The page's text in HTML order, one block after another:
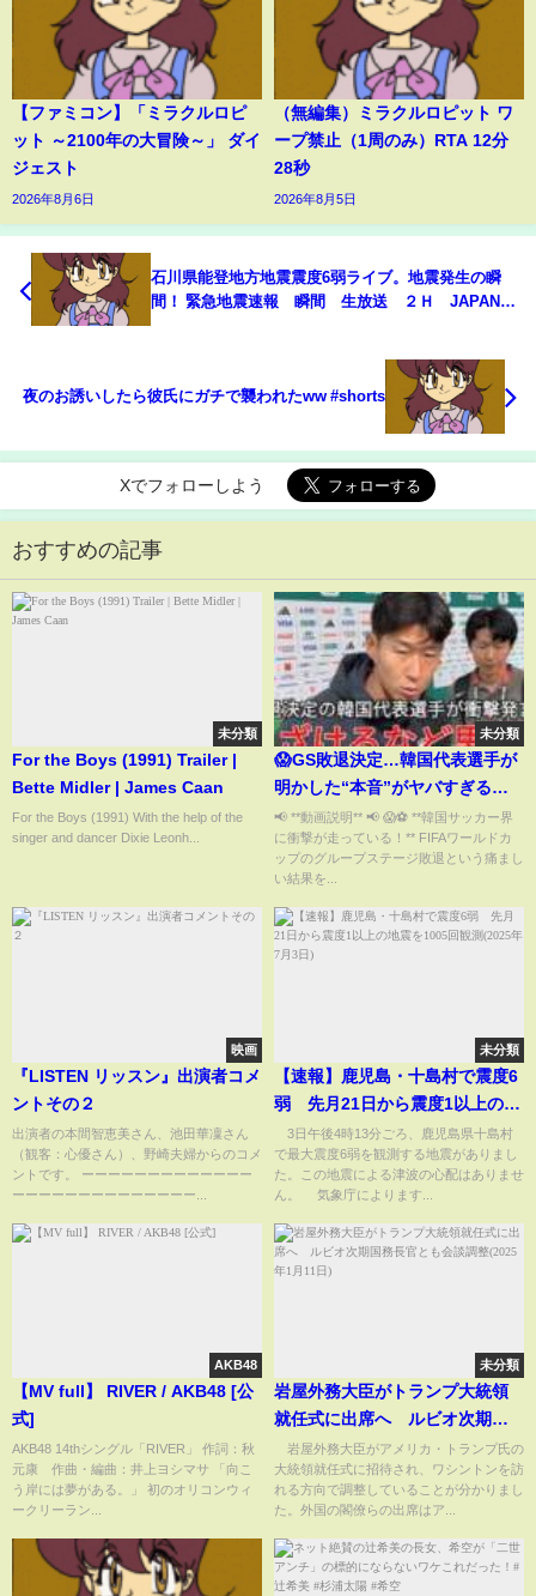
【ファミコン】「ミラクルロピ
ット ～2100年の大冒険～」 ダイ
ジェスト
2026年8月6日
（無編集）ミラクルロピット ワ
ープ禁止（1周のみ）RTA 12分
28秒
2026年8月5日
石川県能登地方地震震度6弱ライブ。地震発生の瞬
間！ 緊急地震速報 瞬間 生放送 ２Ｈ JAPAN
夜のお誘いしたら彼氏にガチで襲われたww #shorts
Xでフォローしよう
おすすめの記事
未分類
For the Boys (1991) Trailer |
Bette Midler | James Caan
For the Boys (1991) With the help of the
singer and dancer Dixie Leonh...
未分類
😱GS敗退決定…韓国代表選手が
明かした“本音”がヤバすぎる！
韓国中が騒然🔥【韓国の反応/海
外の反応/北中米W杯】🇰🇷⚽
bad,...
📢 **動画説明** 📢 😱⚽ **韓国サッカー界
に衝撃が走っている！** FIFAワールドカ
ップのグループステージ敗退という痛まし
い結果を...
映画
『LISTEN リッスン』出演者コメ
ントその２
出演者の本間智恵美さん、池田華凜さん
（観客：心優さん）、野崎夫婦からのコメ
ントです。 ーーーーーーーーーーーーー
ーーーーーーーーーーーーーー...
未分類
【速報】鹿児島・十島村で震度6
弱 先月21日から震度1以上の地
震を1005回観測(2025年7月3日)
3日午後4時13分ごろ、鹿児島県十島村
で最大震度6弱を観測する地震がありまし
た。この地震による津波の心配はありませ
ん。 気象庁によります...
AKB48
【MV full】 RIVER / AKB48 [公
式]
AKB48 14thシングル「RIVER」 作詞：秋
元康 作曲・編曲：井上ヨシマサ 「向こ
う岸には夢がある。」 初のオリコンウィ
ークリーラン...
未分類
岩屋外務大臣がトランプ大統領
就任式に出席へ ルビオ次期国
務長官とも会談調整(2025年1月
11日)
岩屋外務大臣がアメリカ・トランプ氏の
大統領就任式に招待され、ワシントンを訪
れる方向で調整していることが分かりまし
た。外国の閣僚らの出席はア...